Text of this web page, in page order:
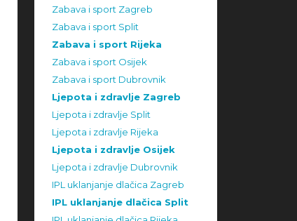
Zabava i sport Zagreb
Zabava i sport Split
Zabava i sport Rijeka
Zabava i sport Osijek
Zabava i sport Dubrovnik
Ljepota i zdravlje Zagreb
Ljepota i zdravlje Split
Ljepota i zdravlje Rijeka
Ljepota i zdravlje Osijek
Ljepota i zdravlje Dubrovnik
IPL uklanjanje dlačica Zagreb
IPL uklanjanje dlačica Split